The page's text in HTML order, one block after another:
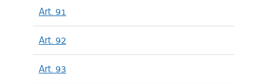
Art. 91
Art. 92
Art. 93